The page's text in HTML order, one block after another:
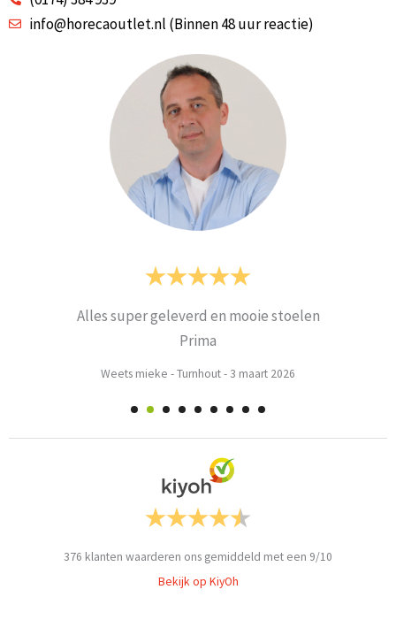
info@horecaoutlet.nl (Binnen 48 uur reactie)
Alles super geleverd en mooie stoelen
Prima
Weets mieke -Turnhout- 3 maart 2026
376 klanten waarderen ons gemiddeld met een 9/10
Bekijk op KiyOh